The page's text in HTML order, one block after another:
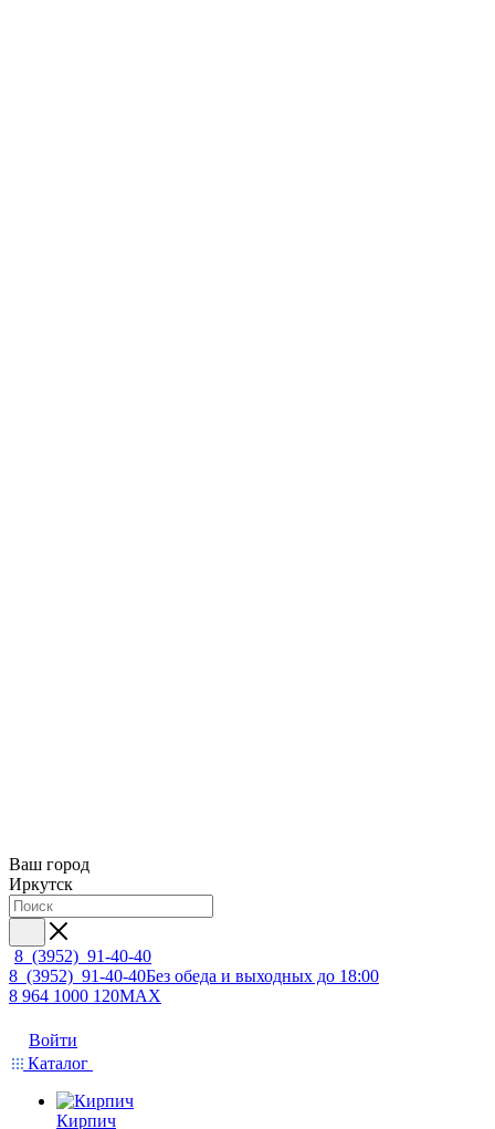
Ваш город
Иркутск
8 (3952) 91-40-40
8 (3952) 91-40-40Без обеда и выходных до 18:00
8 964 1000 120MAX
Войти
Каталог
Кирпич